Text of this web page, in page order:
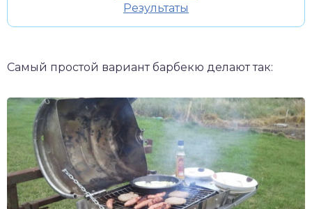
Результаты
Самый простой вариант барбекю делают так: